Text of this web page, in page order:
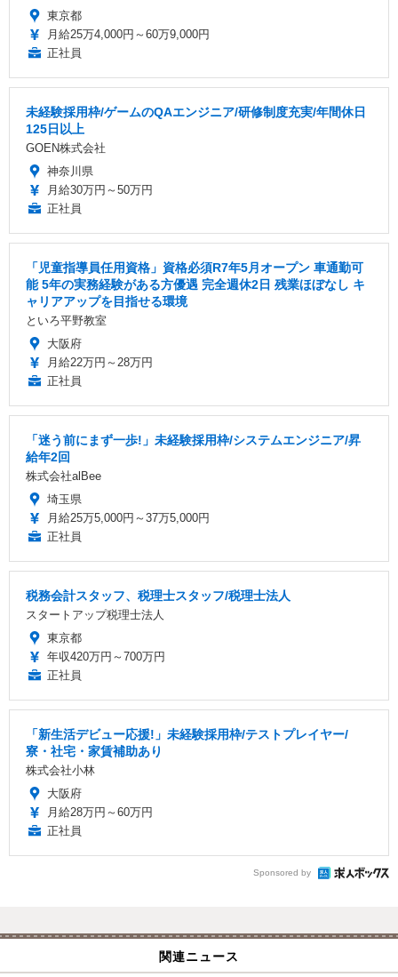
東京都
月給25万4,000円～60万9,000円
正社員
未経験採用枠/ゲームのQAエンジニア/研修制度充実/年間休日
125日以上
GOEN株式会社
神奈川県
月給30万円～50万円
正社員
「児童指導員任用資格」資格必須R7年5月オープン 車通勤可
能 5年の実務経験がある方優遇 完全週休2日 残業ほぼなし キ
ャリアアップを目指せる環境
といろ平野教室
大阪府
月給22万円～28万円
正社員
「迷う前にまず一歩!」未経験採用枠/システムエンジニア/昇
給年2回
株式会社alBee
埼玉県
月給25万5,000円～37万5,000円
正社員
税務会計スタッフ、税理士スタッフ/税理士法人
スタートアップ税理士法人
東京都
年収420万円～700万円
正社員
「新生活デビュー応援!」未経験採用枠/テストプレイヤー/
寮・社宅・家賃補助あり
株式会社小林
大阪府
月給28万円～60万円
正社員
Sponsored by
関連ニュース